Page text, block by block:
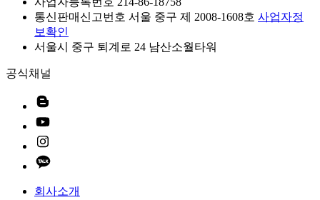
통신판매신고번호 서울 중구 제 2008-1608호 사업자정
보확인
서울시 중구 퇴계로 24 남산소월타워
공식채널
회사소개